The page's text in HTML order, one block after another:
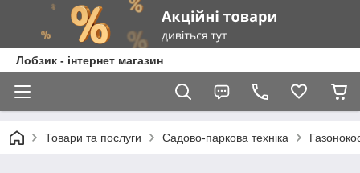
Лобзик - інтернет магазин
Товари та послуги Садово-паркова техніка